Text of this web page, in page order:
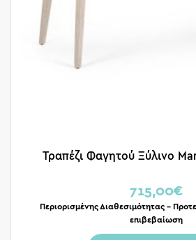
Τραπέζι Φαγητού Ξύλινο
715,00€
Περιορισμένης Διαθεσιμότητας –
επιβεβαίωση